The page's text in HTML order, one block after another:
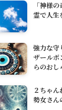
「神様
霊で人生
強力な守
ザールボ
らのおし
２ちゃ
勢女さん